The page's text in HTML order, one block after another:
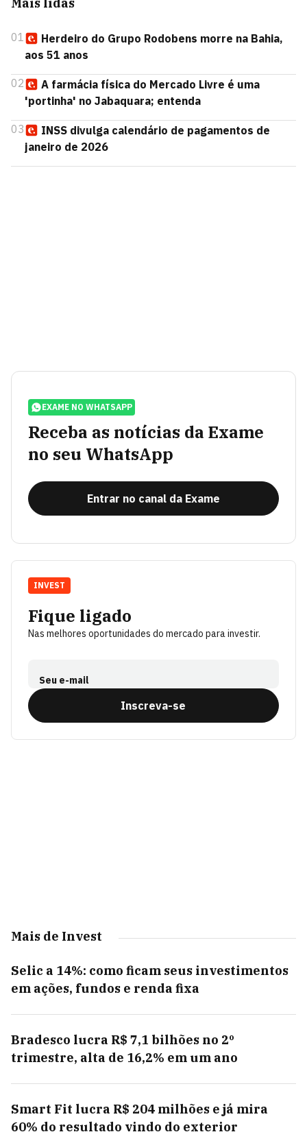
01
Herdeiro do Grupo Rodobens morre na Bahia,
aos 51 anos
02
A farmácia física do Mercado Livre é uma
'portinha' no Jabaquara; entenda
03
INSS divulga calendário de pagamentos de
janeiro de 2026
EXAME NO WHATSAPP
Receba as notícias da Exame
no seu WhatsApp
Entrar no canal da Exame
Fique ligado
Nas melhores oportunidades do mercado para investir.
Seu e-mail
Inscreva-se
INVEST
Mais de Invest
Selic a 14%: como ficam seus investimentos
em ações, fundos e renda fixa
Bradesco lucra R$ 7,1 bilhões no 2º
trimestre, alta de 16,2% em um ano
Smart Fit lucra R$ 204 milhões e já mira
60% do resultado vindo do exterior